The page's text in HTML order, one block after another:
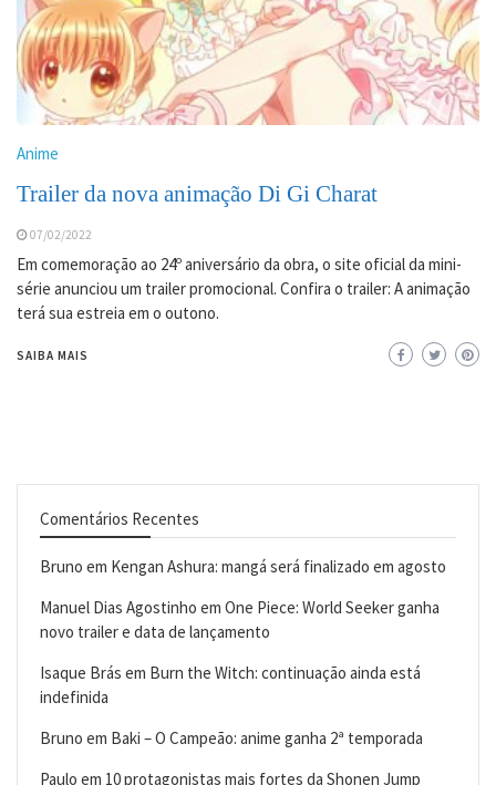
Anime
Trailer da nova animação Di Gi Charat
07/02/2022
Em comemoração ao 24º aniversário da obra, o site oficial da mini-
série anunciou um trailer promocional. Confira o trailer: A animação
terá sua estreia em o outono.
SAIBA MAIS
Comentários Recentes
Bruno em Kengan Ashura: mangá será finalizado em agosto
Manuel Dias Agostinho em One Piece: World Seeker ganha
novo trailer e data de lançamento
Isaque Brás em Burn the Witch: continuação ainda está
indefinida
Bruno em Baki – O Campeão: anime ganha 2ª temporada
Paulo em 10 protagonistas mais fortes da Shonen Jump